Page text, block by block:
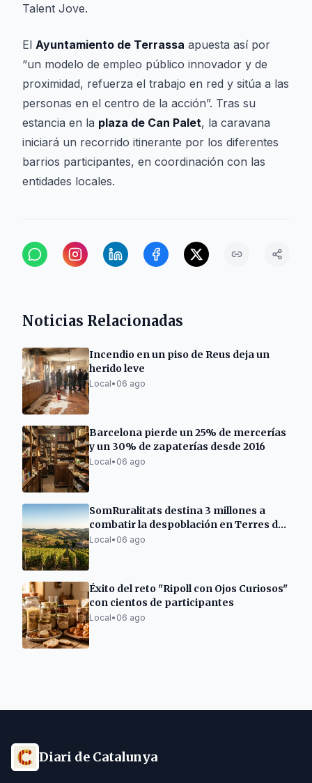
Talent Jove.
El Ayuntamiento de Terrassa apuesta así por
“un modelo de empleo público innovador y de
proximidad, refuerza el trabajo en red y sitúa a las
personas en el centro de la acción”. Tras su
estancia en la plaza de Can Palet, la caravana
iniciará un recorrido itinerante por los diferentes
barrios participantes, en coordinación con las
entidades locales.
Noticias Relacionadas
Incendio en un piso de Reus deja un
herido leve
Local• 06 ago
Barcelona pierde un 25% de mercerías
y un 30% de zapaterías desde 2016
Local• 06 ago
SomRuralitats destina 3 millones a
combatir la despoblación en Terres de
l'Ebre
Local• 06 ago
Éxito del reto "Ripoll con Ojos Curiosos"
con cientos de participantes
Local• 06 ago
Diari de Catalunya